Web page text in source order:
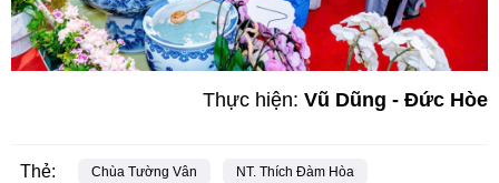
Thực hiện: Vũ Dũng - Đức Hòe
Thẻ: Chùa Tường Vân NT. Thích Đàm Hòa